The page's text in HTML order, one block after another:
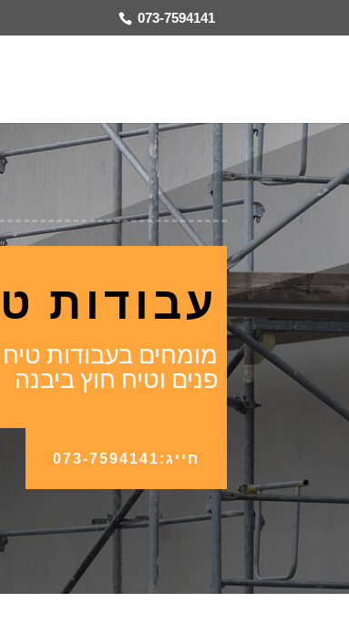
073-7594141
עבודות
מומחים בעבודות טיח
פנים וטיח חוץ ביבנה
חייג:073-7594141